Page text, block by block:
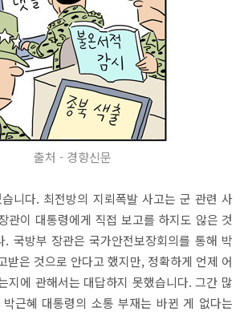
출처 - 경향신문
니다. 최전방의 지뢰폭발 사고는 군 관련 사
관이 대통령에게 직접 보고를 하지도 않은 것
. 국방부 장관은 국가안전보장회의를 통해 박
받은 것으로 안다고 했지만, 정확하게 언제 어
지에 관해서는 대답하지 못했습니다. 그간 많
근혜 대통령의 소통 부재는 바뀐 게 없다는